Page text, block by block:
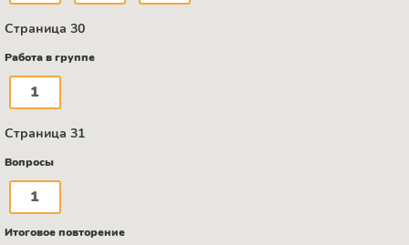
Страница 30
Работа в группе
1
Страница 31
Вопросы
1
Итоговое повторение